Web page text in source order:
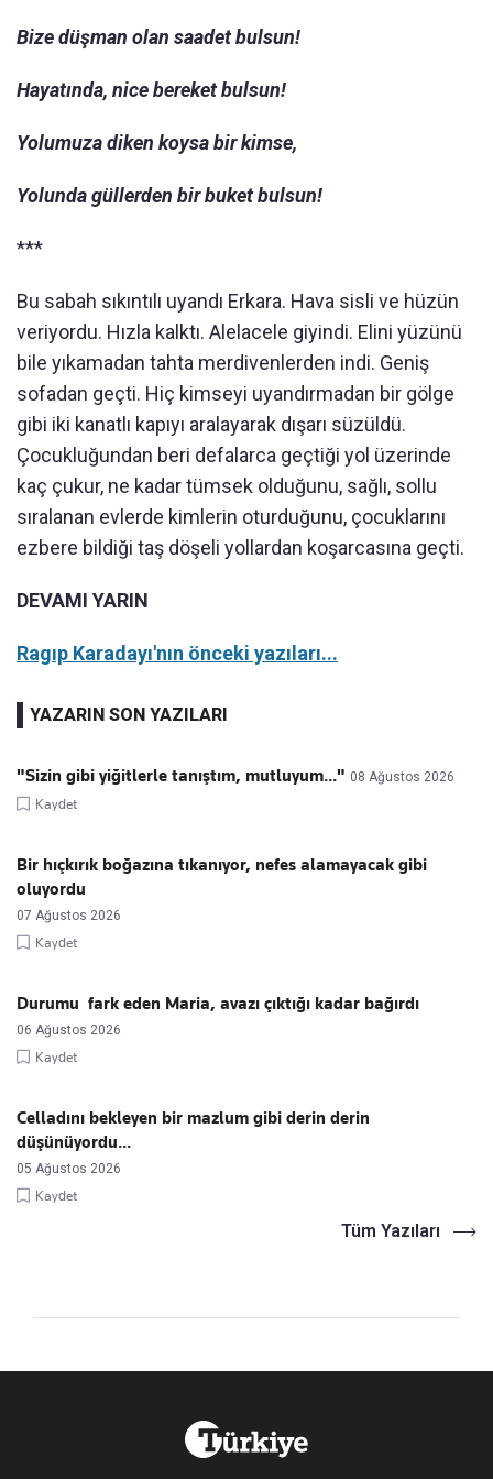
Bize düşman olan saadet bulsun!
Hayatında, nice bereket bulsun!
Yolumuza diken koysa bir kimse,
Yolunda güllerden bir buket bulsun!
***
Bu sabah sıkıntılı uyandı Erkara. Hava sisli ve hüzün
veriyordu. Hızla kalktı. Alelacele giyindi. Elini yüzünü
bile yıkamadan tahta merdivenlerden indi. Geniş
sofadan geçti. Hiç kimseyi uyandırmadan bir gölge
gibi iki kanatlı kapıyı aralayarak dışarı süzüldü.
Çocukluğundan beri defalarca geçtiği yol üzerinde
kaç çukur, ne kadar tümsek olduğunu, sağlı, sollu
sıralanan evlerde kimlerin oturduğunu, çocuklarını
ezbere bildiği taş döşeli yollardan koşarcasına geçti.
DEVAMI YARIN
Ragıp Karadayı'nın önceki yazıları...
YAZARIN SON YAZILARI
"Sizin gibi yiğitlerle tanıştım, mutluyum..." 08 Ağustos 2026
Kaydet
Bir hıçkırık boğazına tıkanıyor, nefes alamayacak gibi
oluyordu
07 Ağustos 2026
Kaydet
Durumu fark eden Maria, avazı çıktığı kadar bağırdı
06 Ağustos 2026
Kaydet
Celladını bekleyen bir mazlum gibi derin derin
düşünüyordu...
05 Ağustos 2026
Kaydet
Tüm Yazıları